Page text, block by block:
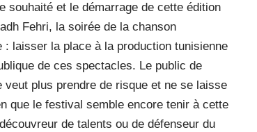
souhaité et le démarrage de cette édition
Fehri, la soirée de la chanson
laisser la place à la production tunisienne
de ces spectacles. Le public de
plus prendre de risque et ne se laisse
que le festival semble encore tenir à cette
de talents ou de défenseur du